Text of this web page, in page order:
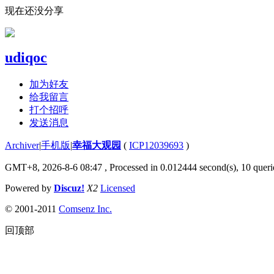
现在还没分享
udiqoc
加为好友
给我留言
打个招呼
发送消息
Archiver|手机版|幸福大观园 ( ICP12039693 )
GMT+8, 2026-8-6 08:47 , Processed in 0.012444 second(s), 10
Powered by Discuz! X2 Licensed
© 2001-2011 Comsenz Inc.
回顶部